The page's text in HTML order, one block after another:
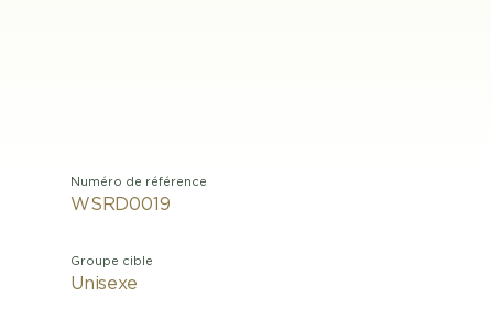
Numéro de référence
WSRD0019
Groupe cible
Unisexe